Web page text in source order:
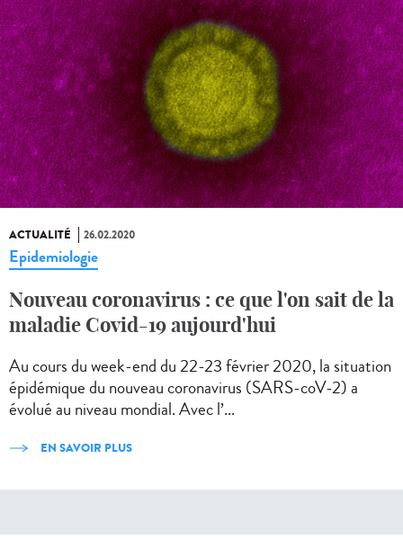
ACTUALITÉ 26.02.2020
Epidemiologie
Nouveau coronavirus : ce que l'on sait de la
maladie Covid-19 aujourd'hui
Au cours du week-end du 22-23 février 2020, la situation
épidémique du nouveau coronavirus (SARS-coV-2) a
évolué au niveau mondial. Avec l’...
EN SAVOIR PLUS